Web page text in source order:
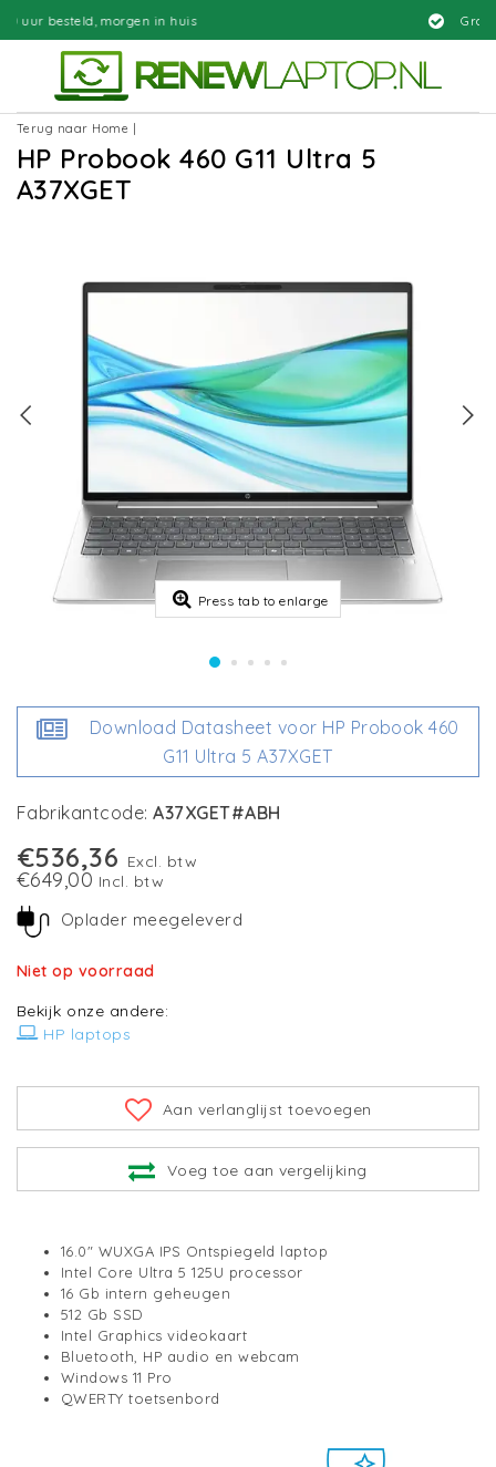
in huis Gratis bezorgd
Terug naar Home
HP Probook 460 G11 Ultra 5
A37XGET
Press tab to enlarge
Download Datasheet voor HP Probook 460
G11 Ultra 5 A37XGET
Fabrikantcode:A37XGET#ABH
€536,36 Excl. btw
€649,00 Incl. btw
Oplader meegeleverd
Niet op voorraad
Bekijk onze andere:
HP laptops
Aan verlanglijst toevoegen
Voeg toe aan vergelijking
16.0" WUXGA IPS Ontspiegeld laptop
Intel Core Ultra 5 125U processor
16 Gb intern geheugen
512 Gb SSD
Intel Graphics videokaart
Bluetooth, HP audio en webcam
Windows 11 Pro
QWERTY toetsenbord